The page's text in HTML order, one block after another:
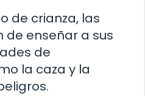
de crianza, las
de enseñar a sus
de
la caza y la